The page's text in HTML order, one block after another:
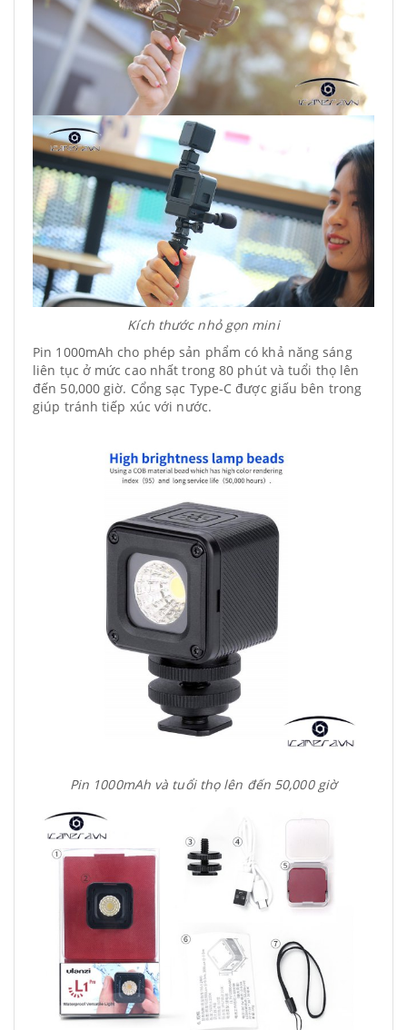
Kích thước nhỏ gọn mini
Pin 1000mAh cho phép sản phẩm có khả năng sáng
liên tục ở mức cao nhất trong 80 phút và tuổi thọ lên
đến 50,000 giờ. Cổng sạc Type-C được giấu bên trong
giúp tránh tiếp xúc với nước.
Pin 1000mAh và tuổi thọ lên đến 50,000 giờ